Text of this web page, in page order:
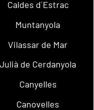
Caldes d´Estrac
Muntanyola
Vilassar de Mar
Julià de Cerdanyola
Canyelles
Canovelles